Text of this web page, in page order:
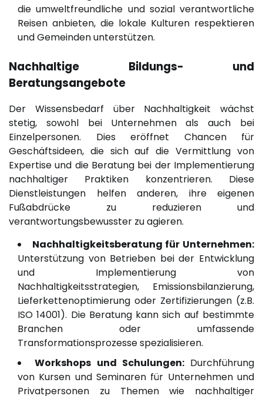
die umweltfreundliche und sozial verantwortliche
Reisen anbieten, die lokale Kulturen respektieren
und Gemeinden unterstützen.
Nachhaltige Bildungs- und
Beratungsangebote
Der Wissensbedarf über Nachhaltigkeit wächst
stetig, sowohl bei Unternehmen als auch bei
Einzelpersonen. Dies eröffnet Chancen für
Geschäftsideen, die sich auf die Vermittlung von
Expertise und die Beratung bei der Implementierung
nachhaltiger Praktiken konzentrieren. Diese
Dienstleistungen helfen anderen, ihre eigenen
Fußabdrücke zu reduzieren und
verantwortungsbewusster zu agieren.
Nachhaltigkeitsberatung für Unternehmen:
Unterstützung von Betrieben bei der Entwicklung
und Implementierung von
Nachhaltigkeitsstrategien, Emissionsbilanzierung,
Lieferkettenoptimierung oder Zertifizierungen (z.B.
ISO 14001). Die Beratung kann sich auf bestimmte
Branchen oder umfassende
Transformationsprozesse spezialisieren.
Workshops und Schulungen:Durchführung
von Kursen und Seminaren für Unternehmen und
Privatpersonen zu Themen wie nachhaltiger